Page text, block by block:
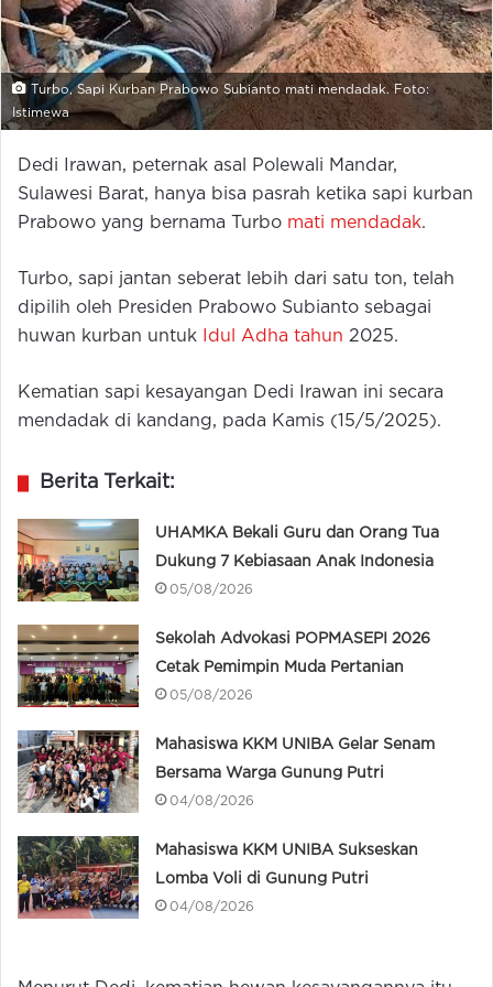
Turbo, Sapi Kurban Prabowo Subianto mati mendadak. Foto:
Istimewa
Dedi Irawan, peternak asal Polewali Mandar,
Sulawesi Barat, hanya bisa pasrah ketika sapi kurban
Prabowo yang bernama Turbo mati mendadak.
Turbo, sapi jantan seberat lebih dari satu ton, telah
dipilih oleh Presiden Prabowo Subianto sebagai
huwan kurban untuk
Idul Adha tahun 2025.
Kematian sapi kesayangan Dedi Irawan ini secara
mendadak di kandang, pada Kamis (15/5/2025).
Berita Terkait:
UHAMKA Bekali Guru dan Orang Tua
Dukung 7 Kebiasaan Anak Indonesia
05/08/2026
Sekolah Advokasi POPMASEPI 2026
Cetak Pemimpin Muda Pertanian
05/08/2026
Mahasiswa KKM UNIBA Gelar Senam
Bersama Warga Gunung Putri
04/08/2026
Mahasiswa KKM UNIBA Sukseskan
Lomba Voli di Gunung Putri
04/08/2026